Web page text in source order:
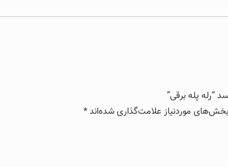
“رله پله برقی”
بخش‌های موردنیاز علامت‌گذاری شده‌اند*